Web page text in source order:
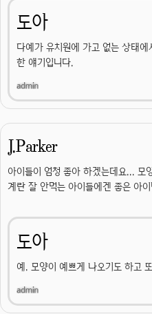
도아
다예가 유치원에 가고 없는 상태에
한 얘기입니다.
J.Parker
아이들이 엄청 좋아 하겠는데요... 모
계란 잘 안먹는 아이들에겐 좋은 아
도아
예. 모양이 예쁘게 나오기도 하고